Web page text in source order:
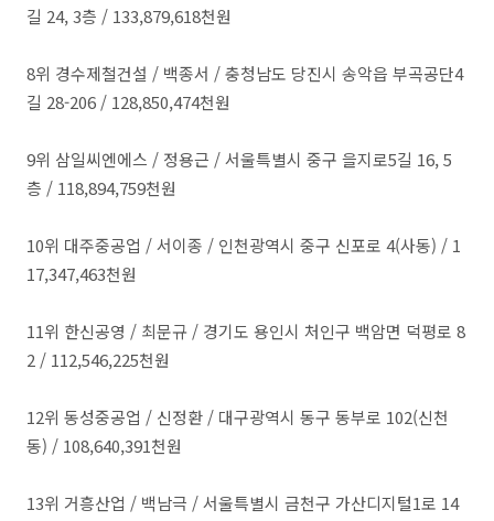
길 24, 3층 / 133,879,618천원
​8위 경수제철건설 / 백종서 / 충청남도 당진시 송악읍 부곡공단4
길 28-206 / 128,850,474천원
​9위 삼일씨엔에스 / 정용근 / 서울특별시 중구 을지로5길 16, 5
층 / 118,894,759천원
10위 대주중공업 / 서이종 / 인천광역시 중구 신포로 4(사동) / 1
17,347,463천원
​11위 한신공영 / 최문규 / 경기도 용인시 처인구 백암면 덕평로 8
2 / 112,546,225천원
​12위 동성중공업 / 신정환 / 대구광역시 동구 동부로 102(신천
동) / 108,640,391천원
​13위 거흥산업 / 백남극 / 서울특별시 금천구 가산디지털1로 14